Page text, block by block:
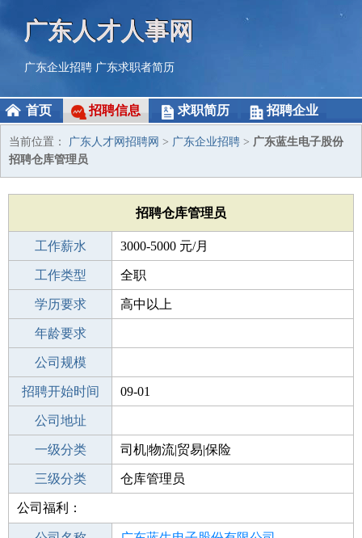
广东人才人事网
广东企业招聘 广东求职者简历
首页 招聘信息 求职简历 招聘企业
当前位置： 广东人才网招聘网 > 广东企业招聘 > 广东蓝生电子股份
招聘仓库管理员
招聘仓库管理员
工作薪水 3000-5000 元/月
招聘人数 1人
工作类型 全职
性别要求 -
学历要求 高中以上
工作经验
年龄要求
工作地点
公司规模
公司电话
招聘开始时间 09-01
招聘结束时间
公司地址
一级分类 司机|物流|贸易|保险
二级分类 物流/仓储
三级分类 仓库管理员
其他行业
公司福利：